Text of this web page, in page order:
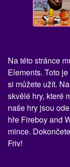
Na této stránce
Elements. Toto
si můžete užít.
skvělé hry, které
naše hry jsou
hře Fireboy and
mince.
Friv!